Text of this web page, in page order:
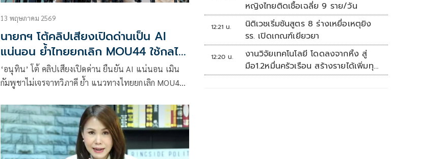
13 พฤษภาคม 2569
นายกฯ โต้คลิปเสียงเปิดด่านเป็น AI
แน่นอน ย้ำไทยยกเลิก MOU44 ใช้กลไก
UNCLOS
‘อนุทิน’ โต้ คลิปเสียงเปิดด่าน ยืนยัน AI แน่นอน เมิน
กัมพูชาไม่เจรจาทวิภาคี ย้ำ แนวทางไทยยกเลิก MOU44
ไทย มอง ปชช.ไม่เกี่ยว เปรียบหากคนเขมรเข้ามาไม่ทำ
ผิดกฎหมาย ไทยก็ส่งกลับ ย้ำ สร้างรั้วให้งบกองทัพดำเนิน
การแล้ว
หญิงไทยติดเชื้อเฉลี่ย 9 ราย/วัน
12:21 น.
นิติเวชเริ่มชันสูตร 8 ร่างเหยื่อเหตุยิง
รร. เปิดเกณฑ์เยียวยา
12:20 น.
งานวิจัยเทคโนโลยี โดดลงจากหิ้ง สู่
มือ1.2หมื่นครัวเรือน สร้างรายได้เพิ่มทุก
เดือน